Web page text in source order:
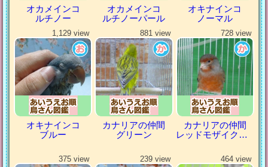
オカメインコ
ルチノー
オカメインコ
ルチノーパール
オキナインコ
ノーマル
1,129 view
オキナインコ
ブルー
881 view
カナリアの仲間
グリーン
728 view
カナリアの仲間
レッドモザイクカナリア
375 view 239 view 464 view